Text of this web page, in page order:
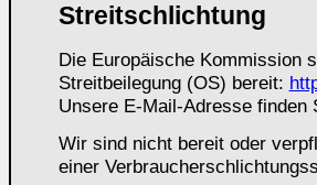
Streitschlichtung
Die Europäische Kommission
Streitbeilegung (OS) bereit:
Unsere E-Mail-Adresse finden
Wir sind nicht bereit oder
einer